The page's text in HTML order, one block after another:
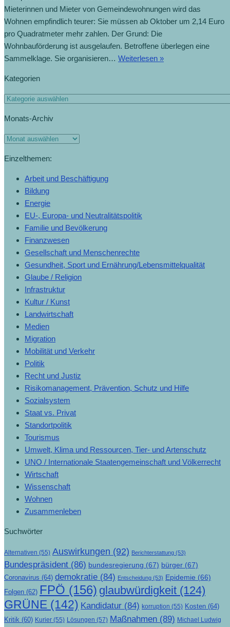
Mieterinnen und Mieter von Gemeindewohnungen wird das
Wohnen empfindlich teurer: Sie müssen ab Oktober um 2,14 Euro
pro Quadratmeter mehr zahlen. Der Grund: Die
Wohnbauförderung ist ausgelaufen. Betroffene überlegen eine
Sammelklage. Sie organisieren… Weiterlesen »
Kategorien
Monats-Archiv
Einzelthemen:
Arbeit und Beschäftigung
Bildung
Energie
EU-, Europa- und Neutralitätspolitik
Familie und Bevölkerung
Finanzwesen
Gesellschaft und Menschenrechte
Gesundheit, Sport und Ernährung/Lebensmittelqualität
Glaube / Religion
Infrastruktur
Kultur / Kunst
Landwirtschaft
Medien
Migration
Mobilität und Verkehr
Politik
Recht und Justiz
Risikomanagement, Prävention, Schutz und Hilfe
Sozialsystem
Staat vs. Privat
Standortpolitik
Tourismus
Umwelt, Klima und Ressourcen, Tier- und Artenschutz
UNO / Internationale Staatengemeinschaft und Völkerrecht
Wirtschaft
Wissenschaft
Wohnen
Zusammenleben
Suchwörter
Alternativen (55) Auswirkungen (92) Berichterstattung (53)
Bundespräsident (86) bundesregierung (67) bürger (67)
Coronavirus (64) demokratie (84) Entscheidung (53) Epidemie (66)
Folgen (62) FPÖ (156) glaubwürdigkeit (124)
GRÜNE (142) Kandidatur (84) korruption (55) Kosten (64)
Kritik (60) Kurier (55) Lösungen (57) Maßnahmen (89) Michael Ludwig